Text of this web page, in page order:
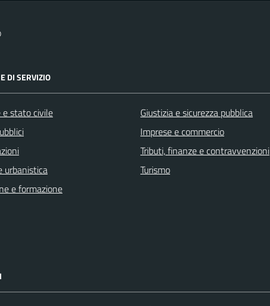
DI SERVIZIO
e stato civile
urbanistica
e formazione
Giustizia e sicurezza pubblica
Imprese e commercio
Tributi, finanze e contravvenzioni
Turismo